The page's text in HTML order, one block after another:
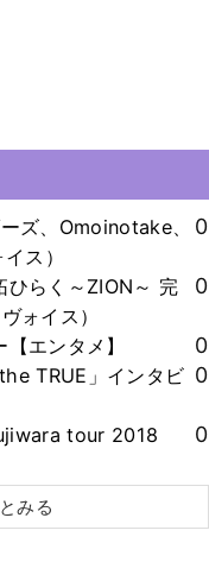
ズ、Omoinotake、
ス）
0
ひらく～ZION～ 完
ォイス）
0
エンタメ】
0
TRUE」インタビ 0
tour 2018
0
みる